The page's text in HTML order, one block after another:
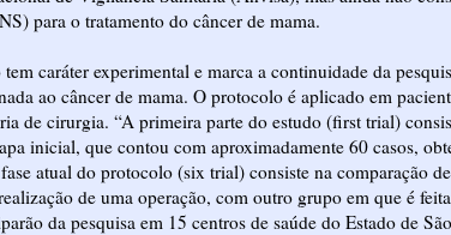
para o tratamento do câncer de mama.
caráter experimental e marca a continuidade da
ao câncer de mama. O protocolo é aplicado em
de cirurgia. “A primeira parte do estudo (first trial)
inicial, que contou com aproximadamente 60 casos,
atual do protocolo (six trial) consiste na comparação
de uma operação, com outro grupo em que é
da pesquisa em 15 centros de saúde do Estado de